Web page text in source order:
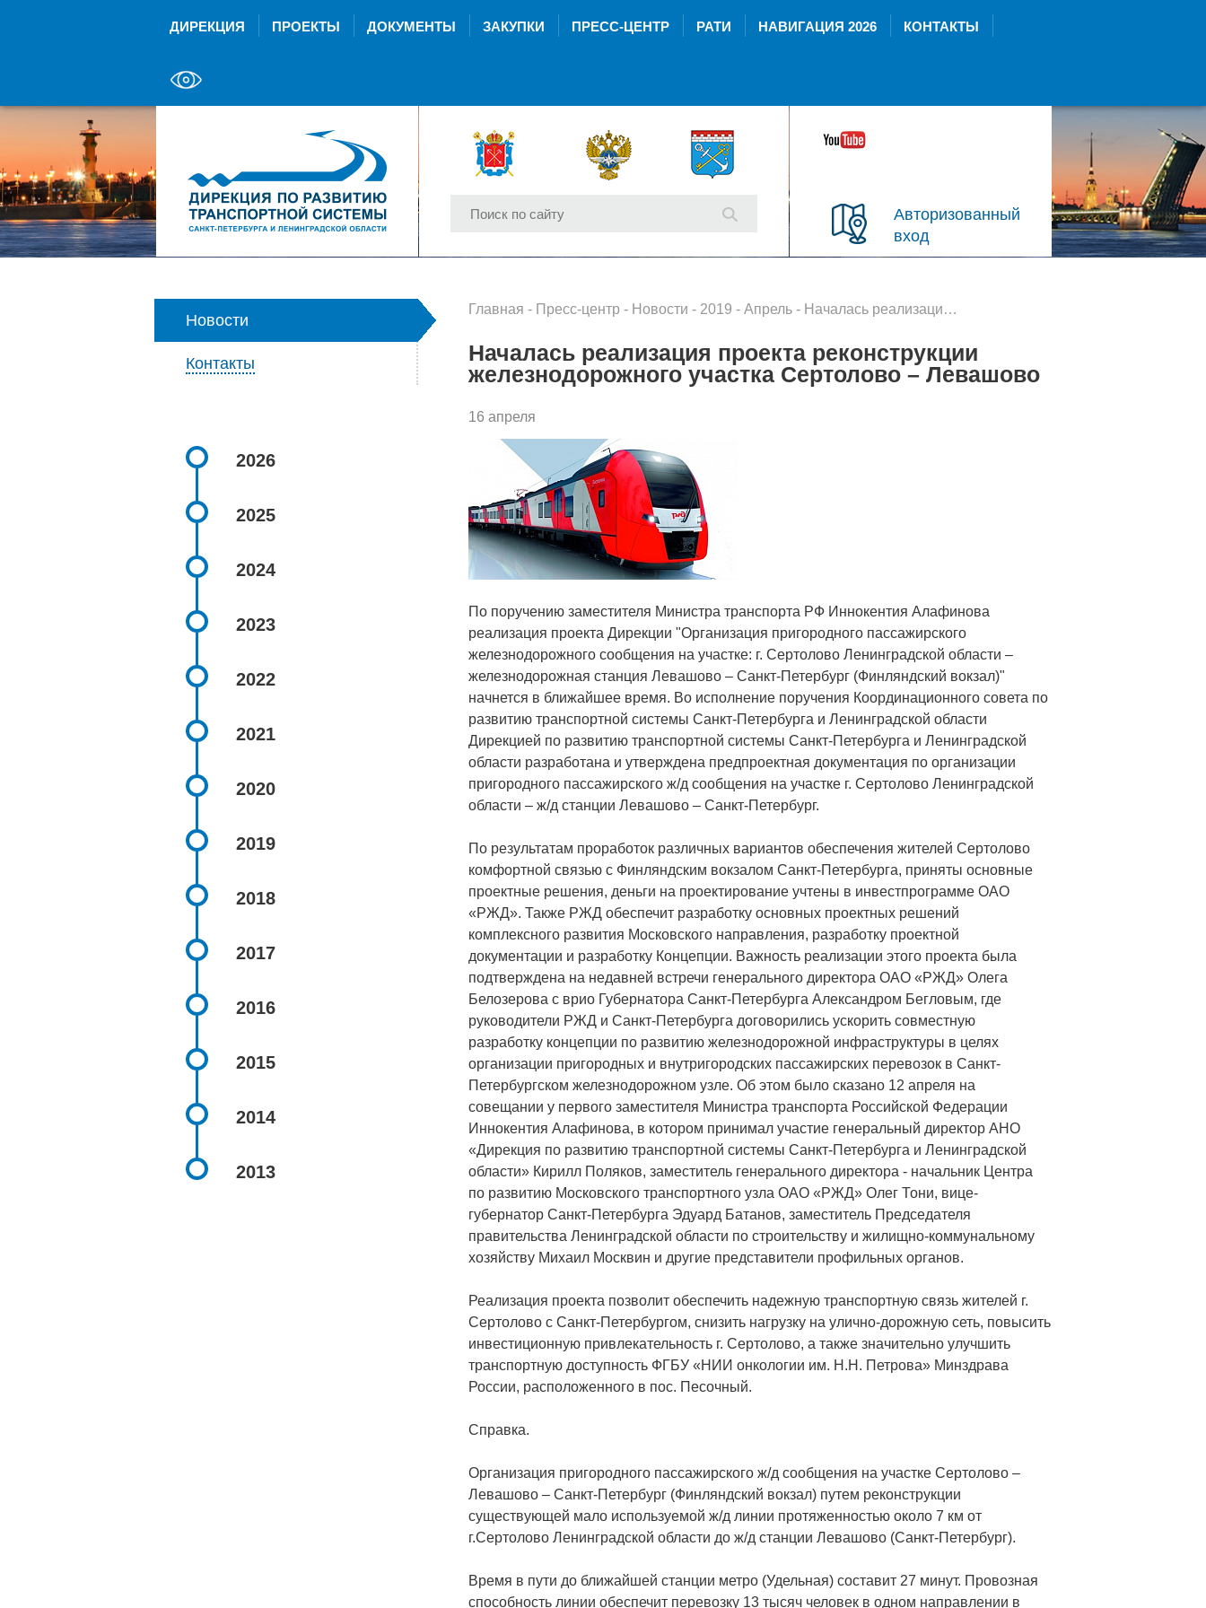
ДИРЕКЦИЯ ПРОЕКТЫ ДОКУМЕНТЫ ЗАКУПКИ ПРЕСС-ЦЕНТР РАТИ НАВИГАЦИЯ 2026 КОНТАКТЫ
Авторизованный
вход
Новости
Контакты
2026
2025
2024
2023
2022
2021
2020
2019
2018
2017
2016
2015
2014
2013
Главная - Пресс-центр - Новости - 2019 - Апрель - Началась реализация проекта реконструкции железнодорожного участка Сертолово – Левашово
Началась реализация проекта реконструкции
железнодорожного участка Сертолово – Левашово
16 апреля
По поручению заместителя Министра транспорта РФ Иннокентия Алафинова
реализация проекта Дирекции "Организация пригородного пассажирского
железнодорожного сообщения на участке: г. Сертолово Ленинградской области –
железнодорожная станция Левашово – Санкт-Петербург (Финляндский вокзал)"
начнется в ближайшее время. Во исполнение поручения Координационного совета по
развитию транспортной системы Санкт-Петербурга и Ленинградской области
Дирекцией по развитию транспортной системы Санкт-Петербурга и Ленинградской
области разработана и утверждена предпроектная документация по организации
пригородного пассажирского ж/д сообщения на участке г. Сертолово Ленинградской
области – ж/д станции Левашово – Санкт-Петербург.
По результатам проработок различных вариантов обеспечения жителей Сертолово
комфортной связью с Финляндским вокзалом Санкт-Петербурга, приняты основные
проектные решения, деньги на проектирование учтены в инвестпрограмме ОАО
«РЖД». Также РЖД обеспечит разработку основных проектных решений
комплексного развития Московского направления, разработку проектной
документации и разработку Концепции. Важность реализации этого проекта была
подтверждена на недавней встречи генерального директора ОАО «РЖД» Олега
Белозерова с врио Губернатора Санкт-Петербурга Александром Бегловым, где
руководители РЖД и Санкт-Петербурга договорились ускорить совместную
разработку концепции по развитию железнодорожной инфраструктуры в целях
организации пригородных и внутригородских пассажирских перевозок в Санкт-
Петербургском железнодорожном узле. Об этом было сказано 12 апреля на
совещании у первого заместителя Министра транспорта Российской Федерации
Иннокентия Алафинова, в котором принимал участие генеральный директор АНО
«Дирекция по развитию транспортной системы Санкт-Петербурга и Ленинградской
области» Кирилл Поляков, заместитель генерального директора - начальник Центра
по развитию Московского транспортного узла ОАО «РЖД» Олег Тони, вице-
губернатор Санкт-Петербурга Эдуард Батанов, заместитель Председателя
правительства Ленинградской области по строительству и жилищно-коммунальному
хозяйству Михаил Москвин и другие представители профильных органов.
Реализация проекта позволит обеспечить надежную транспортную связь жителей г.
Сертолово с Санкт-Петербургом, снизить нагрузку на улично-дорожную сеть, повысить
инвестиционную привлекательность г. Сертолово, а также значительно улучшить
транспортную доступность ФГБУ «НИИ онкологии им. Н.Н. Петрова» Минздрава
России, расположенного в пос. Песочный.
Справка.
Организация пригородного пассажирского ж/д сообщения на участке Сертолово –
Левашово – Санкт-Петербург (Финляндский вокзал) путем реконструкции
существующей мало используемой ж/д линии протяженностью около 7 км от
г.Сертолово Ленинградской области до ж/д станции Левашово (Санкт-Петербург).
Время в пути до ближайшей станции метро (Удельная) составит 27 минут. Провозная
способность линии обеспечит перевозку 13 тысяч человек в одном направлении в